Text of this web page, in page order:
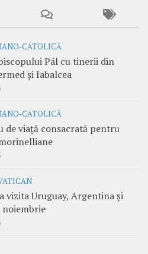
CATOLICĂ
Pál cu tinerii din
și Iabalcea
CATOLICĂ
de viață consacrată pentru
vizita Uruguay, Argentina și